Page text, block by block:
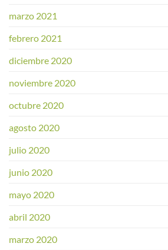
marzo 2021
febrero 2021
diciembre 2020
noviembre 2020
octubre 2020
agosto 2020
julio 2020
junio 2020
mayo 2020
abril 2020
marzo 2020